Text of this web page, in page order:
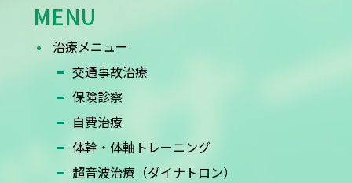
MENU
治療メニュー
交通事故治療
保険診察
自費治療
体幹・体軸トレーニング
超音波治療（ダイナトロン）